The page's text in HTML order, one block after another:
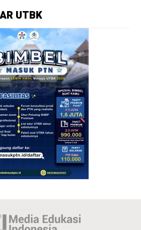
UTBK